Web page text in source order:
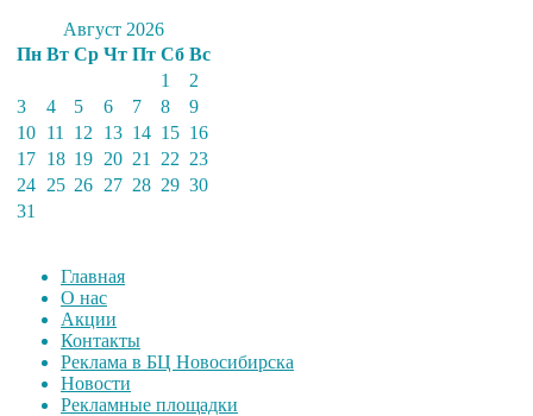
Август 2026
Пн Вт Ср Чт Пт Сб Вс
1
2
3
4 5 6 7 8
9
10 11 12 13 14 15 16
17 18 19 20 21 22 23
24 25 26 27 28 29 30
31
Главная
О нас
Акции
Контакты
Реклама в БЦ Новосибирска
Новости
Рекламные площадки